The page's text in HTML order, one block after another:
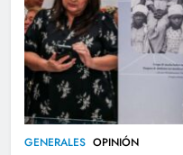
GENERALES OPINIÓN